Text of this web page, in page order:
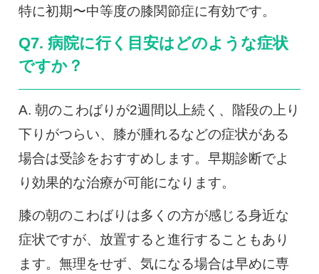
特に初期〜中等度の膝関節症に有効です。
Q7. 病院に行く目安はどのような症状
ですか？
A. 朝のこわばりが2週間以上続く、階段の上り
下りがつらい、膝が腫れるなどの症状がある
場合は受診をおすすめします。早期診断でよ
り効果的な治療が可能になります。
膝の朝のこわばりは多くの方が感じる身近な
症状ですが、放置すると進行することもあり
ます。無理をせず、気になる場合は早めに専